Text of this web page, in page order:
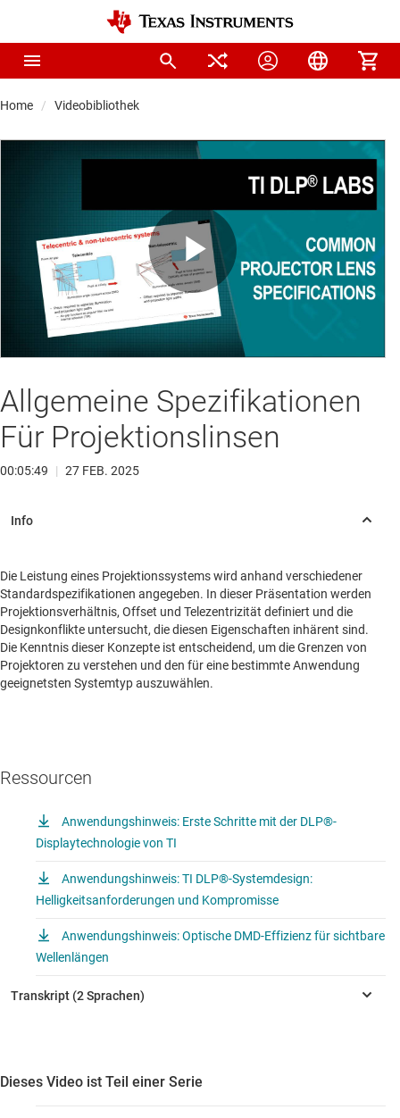
Home Videobibliothek
Play
Video
Allgemeine Spezifikationen
Für Projektionslinsen
00:05:49 | 27 FEB. 2025
Die Leistung eines Projektionssystems wird anhand verschiedener
Standardspezifikationen angegeben. In dieser Präsentation werden
Projektionsverhältnis, Offset und Telezentrizität definiert und die
Designkonflikte untersucht, die diesen Eigenschaften inhärent sind.
Die Kenntnis dieser Konzepte ist entscheidend, um die Grenzen von
Projektoren zu verstehen und den für eine bestimmte Anwendung
geeignetsten Systemtyp auszuwählen.
Ressourcen
Anwendungshinweis: Erste Schritte mit der DLP®-
Displaytechnologie von TI
Anwendungshinweis: TI DLP®-Systemdesign:
Helligkeitsanforderungen und Kompromisse
Anwendungshinweis: Optische DMD-Effizienz für sichtbare
Wellenlängen
Dieses Video ist Teil einer Serie